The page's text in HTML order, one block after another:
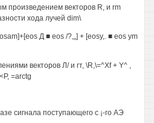
произведением векторов R, и rm
хода лучей dim\
Д ■ eos /?,„] + [eosy,. ■ eos ym
векторов Л/ и гт, \R,\=^Xf + Y^ ,
=arctg
сигнала поступающего с ¡-го АЭ